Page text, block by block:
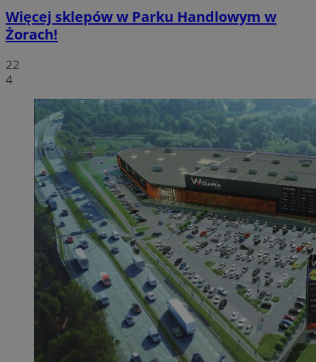
Więcej sklepów w Parku Handlowym w
Żorach!
22
4